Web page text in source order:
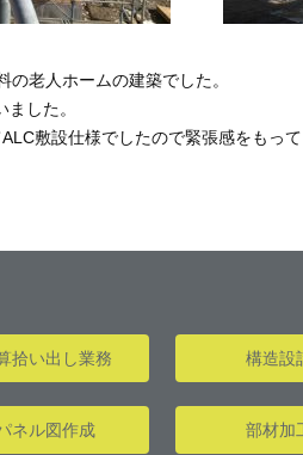
老人ホームの建築でした。
した。
敷設仕様でしたので緊張感をもって
拾い出し業務 構造設
ネル図作成 部材加